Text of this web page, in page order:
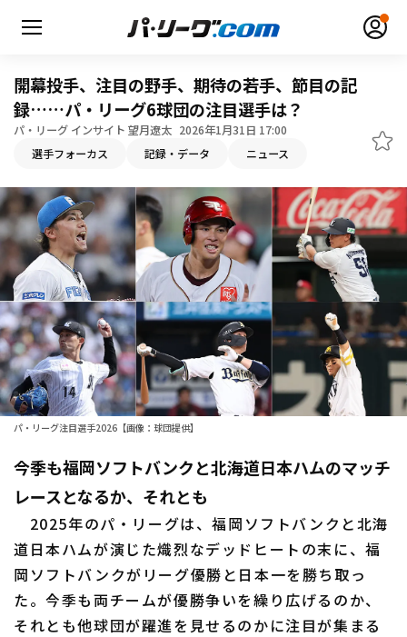
無料アカウント登録 ログイン
HOME
動画
日程・結果
順位表･成績
1軍公式戦
ファーム東地区
ファーム中地区
ファーム西地区
交流戦
選手名鑑
北海道日本ハムファイターズ
東北楽天ゴールデンイーグルス
埼玉西武ライオンズ
千葉ロッテマリーンズ
設定
開幕投手、注目の野手、期待の若手、節目の記
録……パ・リーグ6球団の注目選手は？
パ・リーグ インサイト 望月遼太 2026年1月31日 17:00
選手フォーカス 記録・データ ニュース
パ・リーグ注目選手2026【画像：球団提供】
今季も福岡ソフトバンクと北海道日本ハムのマッチ
レースとなるか、それとも
2025年のパ・リーグは、福岡ソフトバンクと北海
道日本ハムが演じた熾烈なデッドヒートの末に、福
岡ソフトバンクがリーグ優勝と日本一を勝ち取っ
た。今季も両チームが優勝争いを繰り広げるのか、
それとも他球団が躍進を見せるのかに注目が集まる